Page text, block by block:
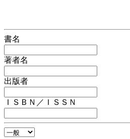
書名
著者名
出版者
ＩＳＢＮ／ＩＳＳＮ